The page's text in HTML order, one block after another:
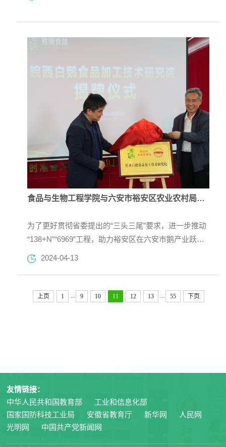
址、陈列馆等场所，亲身感受到了新四军在艰苦卓绝的
抗战岁月中为民族解放事业所付出的巨大牺牲和坚定信
念，更加深刻地认...
食品与生物工程学院与六安市裕安区农业农村局、六安市胜缘食品有限公司 举行皖西白鹅食品加工技术研究院揭牌仪式
为了更好贯彻省委提出的“三头三尾”要求，进一步推动
“138+N”“6969”工程，助力裕安区在六安市鹅产业跃迁
式发展计划中更大作为，4月11日，六安市裕安区农业
究院”（后简称研究院），揭牌仪式在六安市隆重举
2024-04-13
上页 1 9 10 11 12 13 55 下页
友情链接：
中华人民共和国教育部
工业和信息化部
国家国防科技工业局
安徽省教育厅 新华网
人民网
光明网
中国共产党新闻网